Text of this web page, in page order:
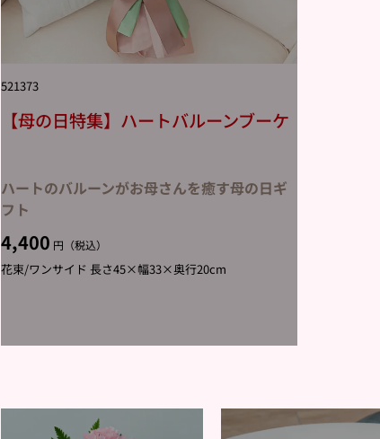
521373
【母の日特集】ハートバルーンブーケ
ハートのバルーンがお母さんを癒す母の日ギ
フト
4,400 円（税込）
花束/ワンサイド 長さ45×幅33×奥行20cm